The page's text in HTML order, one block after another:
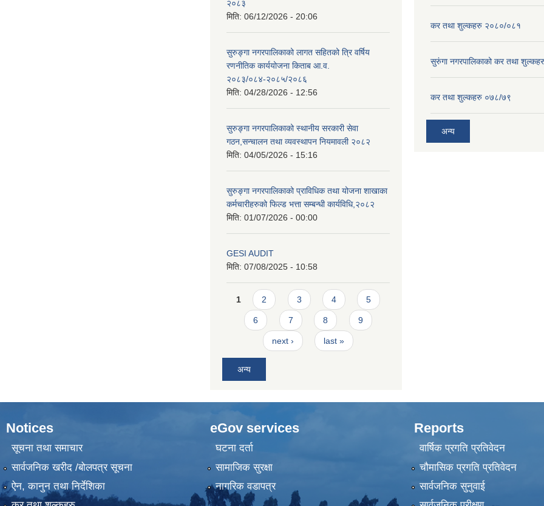
२०८३
मिति: 06/12/2026 - 20:06
सुरुङ्गा नगरपालिकाको लागत सहितको त्रि वर्षिय
रणनीतिक कार्ययोजना किताब आ.व.
२०८३/०८४-२०८५/२०८६
मिति: 04/28/2026 - 12:56
सुरुङ्गा नगरपालिकाको स्थानीय सरकारी सेवा
गठन,सन्चालन तथा व्यवस्थापन नियमावली २०८२
मिति: 04/05/2026 - 15:16
सुरुङ्गा नगरपालिकाको प्राविधिक तथा योजना शाखाका
कर्मचारीहरुको फिल्ड भत्ता सम्बन्धी कार्यविधि,२०८२
मिति: 01/07/2026 - 00:00
GESI AUDIT
मिति: 07/08/2025 - 10:58
Pages
1 2 3 4 5
6 7 8 9
next › last »
अन्य
कर तथा शुल्कहरु २०८०/०८१
सुरुंगा नगरपालिकाको कर तथा
कर तथा शुल्कहरु ०७८/७९
अन्य
Notices
सूचना तथा समाचार
सार्वजनिक खरीद /बोलपत्र सूचना
ऐन, कानुन तथा निर्देशिका
eGov services
घटना दर्ता
सामाजिक सुरक्षा
नागरिक वडापत्र
Reports
वार्षिक प्रगति प्रतिवेदन
चौमासिक प्रगति प्रतिवेदन
सार्वजनिक सुनुवाई